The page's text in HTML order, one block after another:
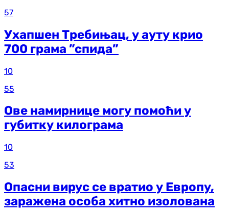
57
Ухапшен Требињац, у ауту крио
700 грама ”спида”
10
55
Ове намирнице могу помоћи у
губитку килограма
10
53
Опасни вирус се вратио у Европу,
заражена особа хитно изолована